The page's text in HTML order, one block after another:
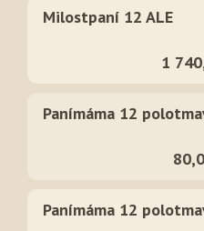
Milostpaní 12 ALE
1
Panímáma 12
Panímáma 12